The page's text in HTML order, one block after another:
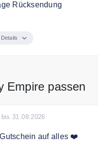
Rücksendung
Mangel? Sie haben
Empire passen
31.08.2026
auf alles ❤️